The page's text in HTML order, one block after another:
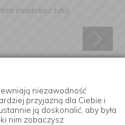
niezawodność
przyjazną dla Ciebie i
ją doskonalić, aby była
nim zobaczysz
znajdziesz tutaj.
handlowej drogą